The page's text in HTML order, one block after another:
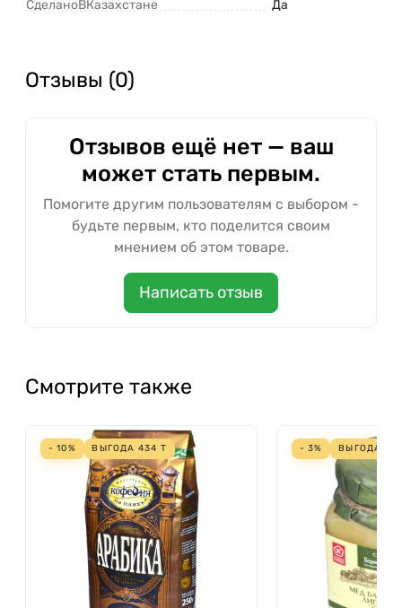
СделаноВКазахстане Да
Отзывы (0)
Отзывов ещё нет — ваш
может стать первым.
Помогите другим пользователям с выбором -
будьте первым, кто поделится своим
мнением об этом товаре.
Написать отзыв
Смотрите также
- 10% ВЫГОДА 434 Т - 3% ВЫГОДА